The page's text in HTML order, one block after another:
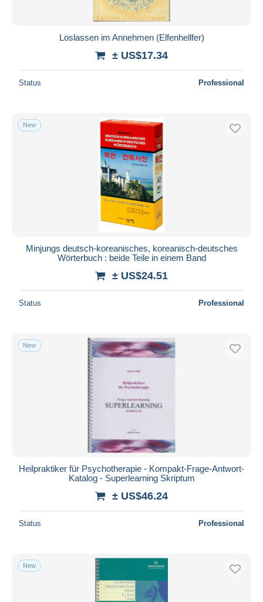
Loslassen im Annehmen (Elfenhellfer)
± US$17.34
Status Professional
New
Minjungs deutsch-koreanisches, koreanisch-deutsches
Wörterbuch : beide Teile in einem Band
± US$24.51
Status Professional
New
Heilpraktiker für Psychotherapie - Kompakt-Frage-Antwort-
Katalog - Superlearning Skriptum
± US$46.24
Status Professional
New